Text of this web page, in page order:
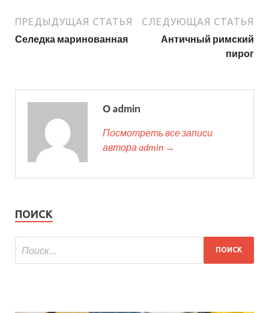
ПРЕДЫДУЩАЯ СТАТЬЯ
Селедка маринованная
СЛЕДУЮЩАЯ СТАТЬЯ
Античный римский
пирог
О admin
Посмотреть все записи
автора admin →
ПОИСК